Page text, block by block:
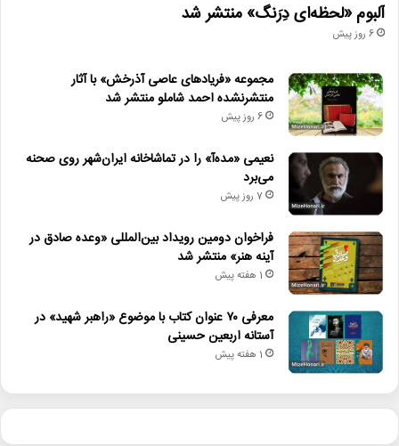
آلبوم «لحظه‌ای دِرَنگ» منتشر شد
6 روز پیش
مجموعه «فریادهای عاصی آذرخش» با آثار
منتشرنشده احمد شاملو منتشر شد
6 روز پیش
نعیمی «مده‌آ» را در تماشاخانه ایران‌شهر روی صحنه
می‌برد
7 روز پیش
فراخوان دومین رویداد بین‌المللی «وعده صادق در
آینه هنر» منتشر شد
1 هفته پیش
معرفی ۷۰ عنوان کتاب با موضوع «راهبر شهید» در
آستانه اربعین حسینی
1 هفته پیش